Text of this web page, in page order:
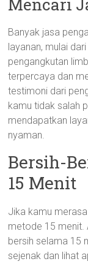
Mencari
Banyak jasa
layanan, mulai
pengangkutan
terpercaya dan
testimoni dari
kamu tidak salah
mendapatkan
nyaman.
Bersih-
15 Menit
Jika kamu
metode 15 menit.
bersih selama 15
sejenak dan lihat